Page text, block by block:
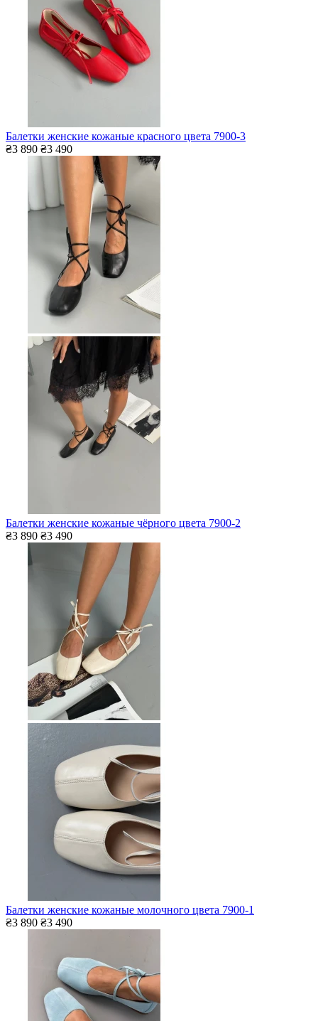
Балетки женские кожаные красного цвета 7900-3
₴3 890 ₴3 490
Балетки женские кожаные чёрного цвета 7900-2
₴3 890 ₴3 490
Балетки женские кожаные молочного цвета 7900-1
₴3 890 ₴3 490